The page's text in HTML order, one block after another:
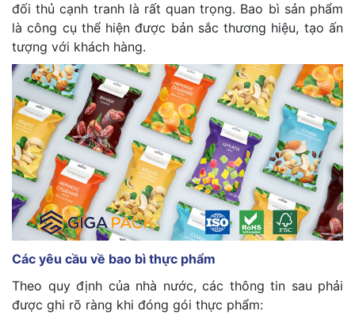
đối thủ cạnh tranh là rất quan trọng. Bao bì sản phẩm
là công cụ thể hiện được bản sắc thương hiệu, tạo ấn
tượng với khách hàng.
Các yêu cầu về bao bì thực phẩm
Theo quy định của nhà nước, các thông tin sau phải
được ghi rõ ràng khi đóng gói thực phẩm: